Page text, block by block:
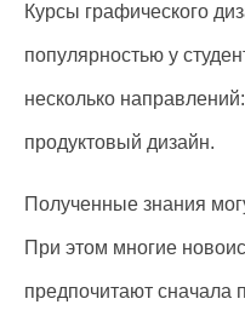
Курсы графического
популярностью у
несколько
продуктовый дизайн.
Полученные знания
При этом многие
предпочитают сначала